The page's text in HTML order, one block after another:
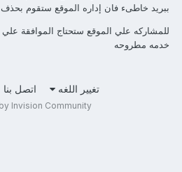
ببريد خاطىء فان إداره الموقع ستقوم
للمشاركه علي الموقع ستحتاج الموافقة
خدمه مطروحه
تغيير اللغه اتصل بنا
Invision Community